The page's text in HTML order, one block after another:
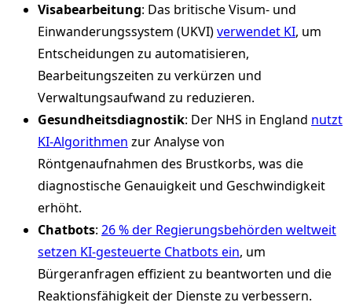
Visabearbeitung: Das britische Visum- und
Einwanderungssystem (UKVI)verwendet KI, um
Entscheidungen zu automatisieren,
Bearbeitungszeiten zu verkürzen und
Verwaltungsaufwand zu reduzieren.
Gesundheitsdiagnostik: Der NHS in England nutzt
KI-Algorithmen zur Analyse von
Röntgenaufnahmen des Brustkorbs, was die
diagnostische Genauigkeit und Geschwindigkeit
erhöht.
Chatbots: 26 % der Regierungsbehörden weltweit
setzen KI-gesteuerte Chatbots ein, um
Bürgeranfragen effizient zu beantworten und die
Reaktionsfähigkeit der Dienste zu verbessern.